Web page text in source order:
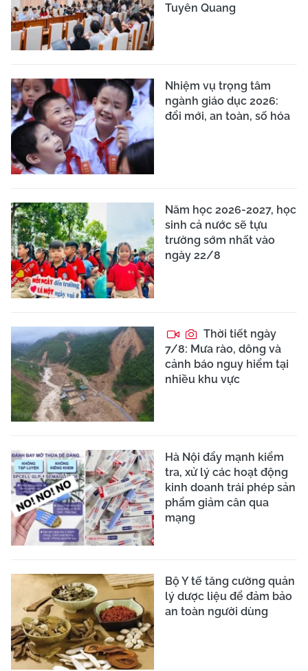
Tuyên Quang
Nhiệm vụ trọng tâm
ngành giáo dục 2026:
đổi mới, an toàn, số hóa
Năm học 2026-2027, học
sinh cả nước sẽ tựu
trường sớm nhất vào
ngày 22/8
Thời tiết ngày
7/8: Mưa rào, dông và
cảnh báo nguy hiểm tại
nhiều khu vực
Hà Nội đẩy mạnh kiểm
tra, xử lý các hoạt động
kinh doanh trái phép sản
phẩm giảm cân qua
mạng
Bộ Y tế tăng cường quản
lý dược liệu để đảm bảo
an toàn người dùng